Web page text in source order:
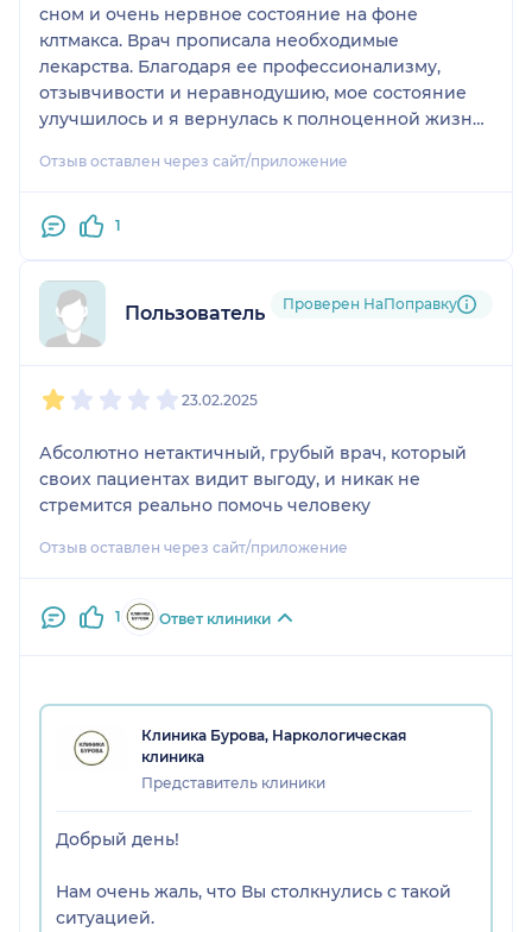
сном и очень нервное состояние на фоне
клтмакса. Врач прописала необходимые
лекарства. Благодаря ее профессионализму,
отзывчивости и неравнодушию, мое состояние
улучшилось и я вернулась к полноценной жизни.
Смирнову как очень хорошего врача.
Отзыв оставлен через сайт/приложение
1
Пользователь НаПоправку
Проверен НаПоправку
23.02.2025
Абсолютно нетактичный, грубый врач, который
своих пациентах видит выгоду, и никак не
стремится реально помочь человеку
Отзыв оставлен через сайт/приложение
1 Ответ клиники
Клиника Бурова, Наркологическая
клиника
Представитель клиники
Добрый день!
Нам очень жаль, что Вы столкнулись с такой
ситуацией.